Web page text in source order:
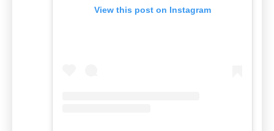
View this post on Instagram